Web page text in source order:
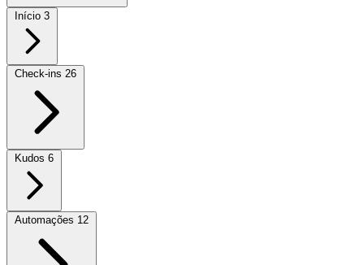
Início 3
Check-ins 26
Kudos 6
Automações 12